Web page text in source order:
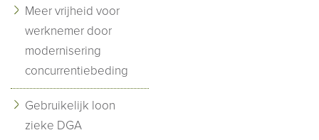
Meer vrijheid voor
werknemer door
modernisering
concurrentiebeding
Gebruikelijk loon
zieke DGA